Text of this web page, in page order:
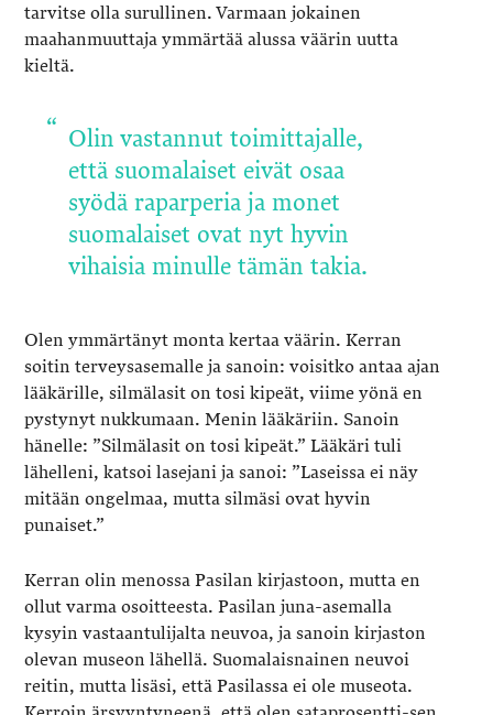
tarvitse olla surullinen. Varmaan jokainen
maahanmuuttaja ymmärtää alussa väärin uutta
kieltä.
Olin vastannut toimittajalle,
että suomalaiset eivät osaa
syödä raparperia ja monet
suomalaiset ovat nyt hyvin
vihaisia minulle tämän takia.
Olen ymmärtänyt monta kertaa väärin. Kerran
soitin terveysasemalle ja sanoin: voisitko antaa ajan
lääkärille, silmälasit on tosi kipeät, viime yönä en
pystynyt nukkumaan. Menin lääkäriin. Sanoin
hänelle: ”Silmälasit on tosi kipeät.” Lääkäri tuli
lähelleni, katsoi lasejani ja sanoi: ”Laseissa ei näy
mitään ongelmaa, mutta silmäsi ovat hyvin
punaiset.”
Kerran olin menossa Pasilan kirjastoon, mutta en
ollut varma osoitteesta. Pasilan juna-asemalla
kysyin vastaantulijalta neuvoa, ja sanoin kirjaston
olevan museon lähellä. Suomalaisnainen neuvoi
reitin, mutta lisäsi, että Pasilassa ei ole museota.